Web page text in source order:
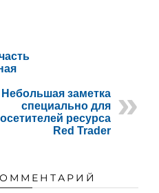
Небольшая заметка
специально для
ресурса
Red Trader